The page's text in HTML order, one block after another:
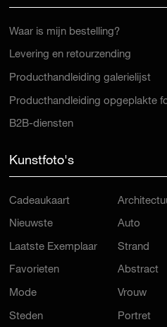
Waar is mijn bestelling?
Levering en retourzending
Producthandleiding galerielijst
Producthandleiding opgeplakte
B2B-diensten
Kunstfoto's
Cadeaukaart
Nieuwste
Laatste Exemplaar
Favorieten
Mode
Steden
Auto
Strand
Abstract
Vrouw
Portret